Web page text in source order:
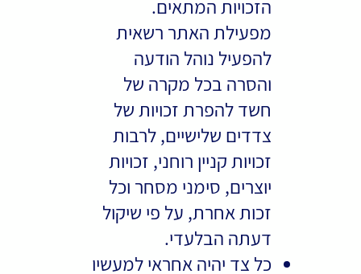
הזכויות המתאים.
מפעילת האתר רשאית
להפעיל נוהל הודעה
והסרה בכל מקרה של
חשד להפרת זכויות של
צדדים שלישיים, לרבות
זכויות קניין רוחני, זכויות
יוצרים, סימני מסחר וכל
זכות אחרת, על פי שיקול
דעתה הבלעדי.
כל צד יהיה אחראי למעשיו